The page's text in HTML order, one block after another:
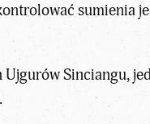
sumienia
Sinciangu,